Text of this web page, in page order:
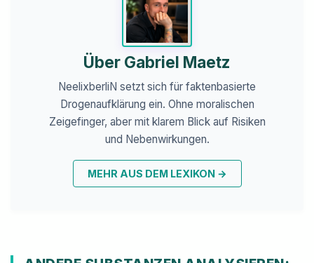
Über Gabriel Maetz
NeelixberliN setzt sich für faktenbasierte
Drogenaufklärung ein. Ohne moralischen
Zeigefinger, aber mit klarem Blick auf Risiken
und Nebenwirkungen.
MEHR AUS DEM LEXIKON →